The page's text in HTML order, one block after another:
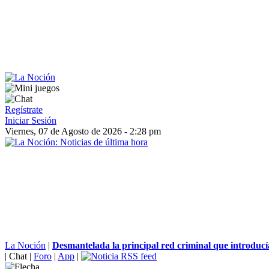
Regístrate
Iniciar Sesión
Viernes, 07 de Agosto de 2026 - 2:28 pm
La Noción | Desmantelada la principal red criminal que
| Chat | Foro | App |